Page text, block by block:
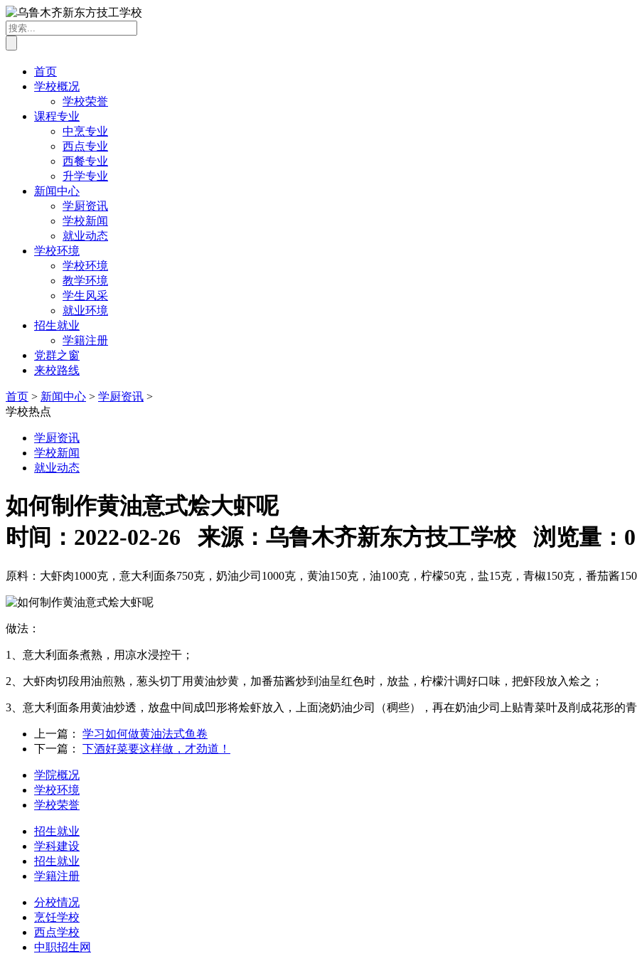
首页
学校概况
学校荣誉
课程专业
中烹专业
西点专业
西餐专业
升学专业
新闻中心
学厨资讯
学校新闻
就业动态
学校环境
学校环境
教学环境
学生风采
就业环境
招生就业
学籍注册
党群之窗
来校路线
首页 > 新闻中心 > 学厨资讯 >
学校热点
学厨资讯
学校新闻
就业动态
如何制作黄油意式烩大虾呢
时间：2022-02-26 来源：乌鲁木齐新东方技工学校 浏览量： 0
原料：大虾肉1000克，意大利面条750克，奶油少司1000克，黄油150克，油100克，柠檬50克，盐15克，青椒150克，番茄酱
做法：
1、意大利面条煮熟，用凉水浸控干；
2、大虾肉切段用油煎熟，葱头切丁用黄油炒黄，加番茄酱炒到油呈红色时，放盐，柠檬汁调好口味，把虾段放入烩之；
3、意大利面条用黄油炒透，放盘中间成凹形将烩虾放入，上面浇奶油少司（稠些），再在奶油少司上贴青菜叶及削成花形的
上一篇： 学习如何做黄油法式鱼卷
下一篇： 下酒好菜要这样做，才劲道！
学院概况
学校环境
学校荣誉
招生就业
学科建设
招生就业
学籍注册
分校情况
烹饪学校
西点学校
中职招生网